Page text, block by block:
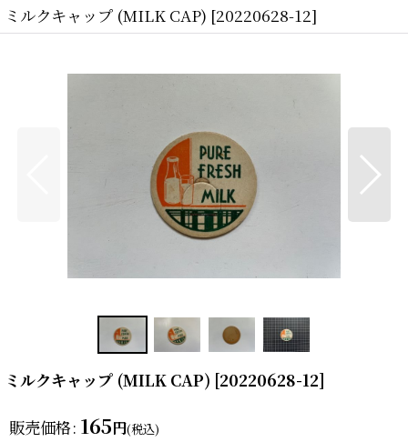
ミルクキャップ (MILK CAP) [20220628-12]
ミルクキャップ (MILK CAP) [20220628-12]
販売価格: 165円(税込)